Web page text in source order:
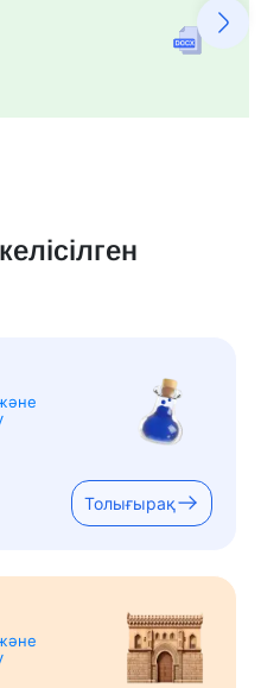
Толығырақ